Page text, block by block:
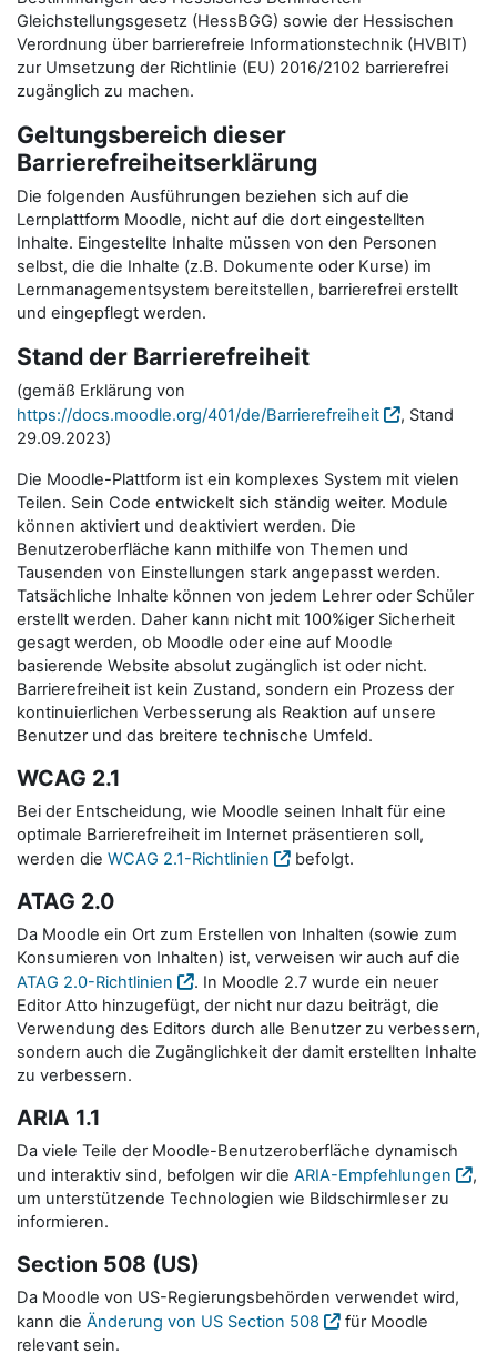
Gleichstellungsgesetz (HessBGG) sowie der Hessischen
Verordnung über barrierefreie Informationstechnik (HVBIT)
zur Umsetzung der Richtlinie (EU) 2016/2102 barrierefrei
zugänglich zu machen.
Geltungsbereich dieser
Barrierefreiheitserklärung
Die folgenden Ausführungen beziehen sich auf die
Lernplattform Moodle, nicht auf die dort eingestellten
Inhalte. Eingestellte Inhalte müssen von den Personen
selbst, die die Inhalte (z.B. Dokumente oder Kurse) im
Lernmanagementsystem bereitstellen, barrierefrei erstellt
und eingepflegt werden.
Stand der Barrierefreiheit
(gemäß Erklärung von
https://docs.moodle.org/401/de/Barrierefreiheit
, Stand
29.09.2023)
Die Moodle-Plattform ist ein komplexes System mit vielen
Teilen. Sein Code entwickelt sich ständig weiter. Module
können aktiviert und deaktiviert werden. Die
Benutzeroberfläche kann mithilfe von Themen und
Tausenden von Einstellungen stark angepasst werden.
Tatsächliche Inhalte können von jedem Lehrer oder Schüler
erstellt werden. Daher kann nicht mit 100%iger Sicherheit
gesagt werden, ob Moodle oder eine auf Moodle
basierende Website absolut zugänglich ist oder nicht.
Barrierefreiheit ist kein Zustand, sondern ein Prozess der
kontinuierlichen Verbesserung als Reaktion auf unsere
Benutzer und das breitere technische Umfeld.
WCAG 2.1
Bei der Entscheidung, wie Moodle seinen Inhalt für eine
optimale Barrierefreiheit im Internet präsentieren soll,
werden die WCAG 2.1-Richtlinien befolgt.
ATAG 2.0
Da Moodle ein Ort zum Erstellen von Inhalten (sowie zum
Konsumieren von Inhalten) ist, verweisen wir auch auf die
ATAG 2.0-Richtlinien
. In Moodle 2.7 wurde ein neuer
Editor Atto hinzugefügt, der nicht nur dazu beiträgt, die
Verwendung des Editors durch alle Benutzer zu verbessern,
sondern auch die Zugänglichkeit der damit erstellten Inhalte
zu verbessern.
ARIA 1.1
Da viele Teile der Moodle-Benutzeroberfläche dynamisch
und interaktiv sind, befolgen wir die ARIA-Empfehlungen
,
um unterstützende Technologien wie Bildschirmleser zu
informieren.
Section 508 (US)
Da Moodle von US-Regierungsbehörden verwendet wird,
kann die Änderung von US Section 508
für Moodle
relevant sein.